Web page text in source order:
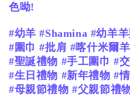
色呦!
#幼羊 #Shamina #幼羊
# 圍巾 #批肩 #喀什米爾
#聖誕禮物 #手工圍巾 #
#生日禮物 #新年禮物 #
#母親節禮物 #父親節禮